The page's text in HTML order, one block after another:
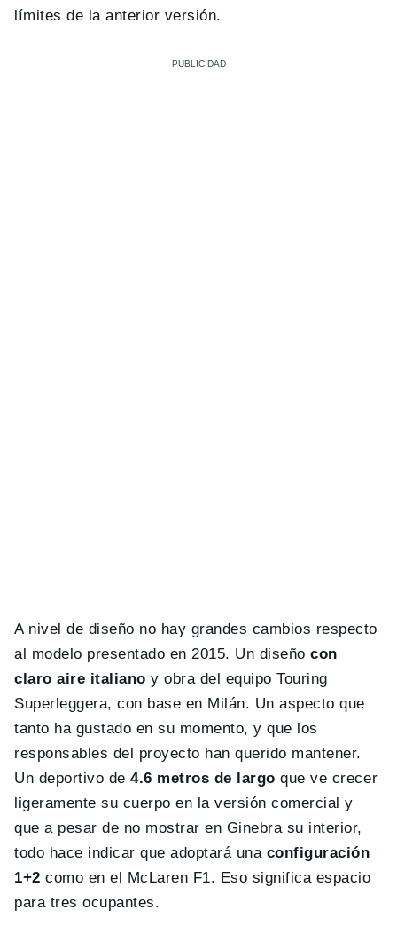
límites de la anterior versión.
A nivel de diseño no hay grandes cambios respecto
al modelo presentado en 2015. Un diseño con
claro aire italiano y obra del equipo Touring
Superleggera, con base en Milán. Un aspecto que
tanto ha gustado en su momento, y que los
responsables del proyecto han querido mantener.
Un deportivo de4.6 metros de largo que ve crecer
ligeramente su cuerpo en la versión comercial y
que a pesar de no mostrar en Ginebra su interior,
todo hace indicar que adoptará una configuración
1+2 como en el McLaren F1. Eso significa espacio
para tres ocupantes.